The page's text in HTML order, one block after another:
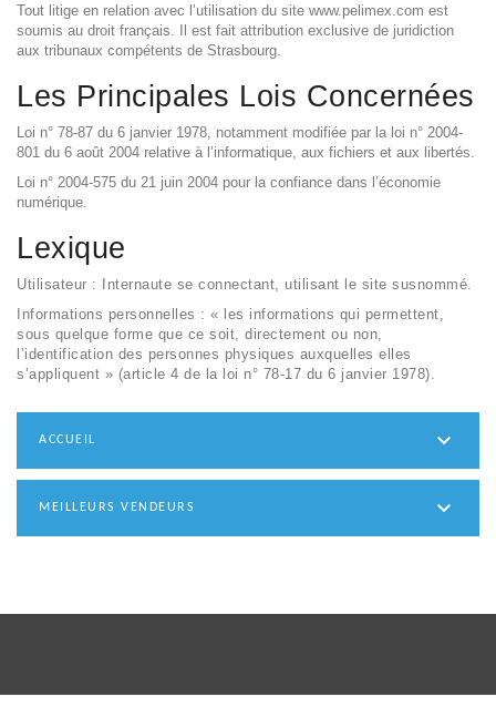
Tout litige en relation avec l’utilisation du site www.pelimex.com est
soumis au droit français. Il est fait attribution exclusive de juridiction
aux tribunaux compétents de Strasbourg.
Les Principales Lois Concernées
Loi n° 78-87 du 6 janvier 1978, notamment modifiée par la loi n° 2004-
801 du 6 août 2004 relative à l’informatique, aux fichiers et aux libertés.
Loi n° 2004-575 du 21 juin 2004 pour la confiance dans l’économie
numérique.
Lexique
Utilisateur : Internaute se connectant, utilisant le site susnommé.
Informations personnelles : « les informations qui permettent,
sous quelque forme que ce soit, directement ou non,
l’identification des personnes physiques auxquelles elles
s’appliquent » (article 4 de la loi n° 78-17 du 6 janvier 1978).
ACCUEIL 
MEILLEURS VENDEURS 